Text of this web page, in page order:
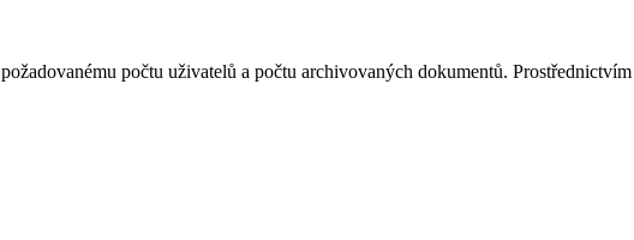
počtu uživatelů a počtu archivovaných dokumentů.